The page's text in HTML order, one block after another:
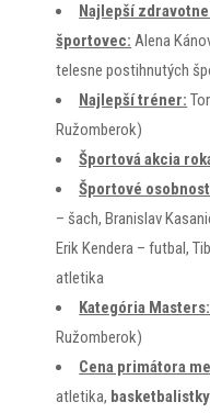
Najlepší
športovec: Alena
telesne postihnutých
Najlepší tréner:
Ružomberok)
Športová akcia
Športové
– šach, Branislav
Erik Kendera – futbal,
atletika
Kategória Masters:
Ružomberok)
Cena primátora
atletika,